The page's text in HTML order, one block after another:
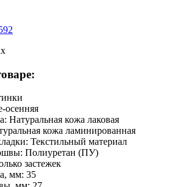
осенняя
Натуральная кожа лаковая
кожа ламинированная
Текстильный материал
Полиуретан (ПУ)
застежек
мм: 35